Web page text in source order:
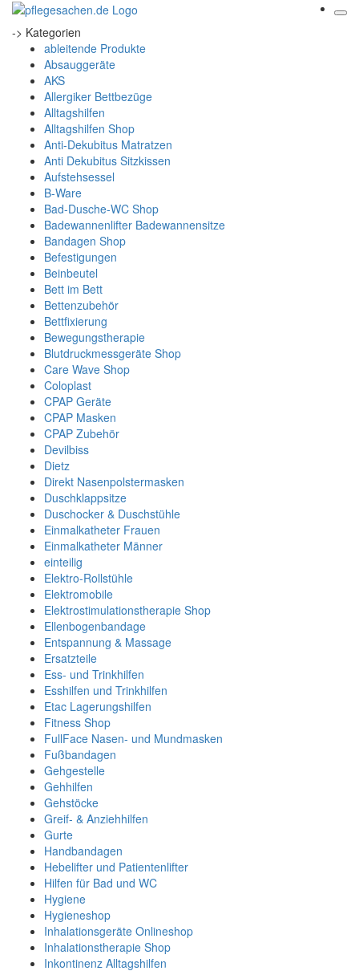
-> Kategorien
ableitende Produkte
Absauggeräte
AKS
Allergiker Bettbezüge
Alltagshilfen
Alltagshilfen Shop
Anti-Dekubitus Matratzen
Anti Dekubitus Sitzkissen
Aufstehsessel
B-Ware
Bad-Dusche-WC Shop
Badewannenlifter Badewannensitze
Bandagen Shop
Befestigungen
Beinbeutel
Bett im Bett
Bettenzubehör
Bettfixierung
Bewegungstherapie
Blutdruckmessgeräte Shop
Care Wave Shop
Coloplast
CPAP Geräte
CPAP Masken
CPAP Zubehör
Devilbiss
Dietz
Direkt Nasenpolstermasken
Duschklappsitze
Duschocker & Duschstühle
Einmalkatheter Frauen
Einmalkatheter Männer
einteilig
Elektro-Rollstühle
Elektromobile
Elektrostimulationstherapie Shop
Ellenbogenbandage
Entspannung & Massage
Ersatzteile
Ess- und Trinkhilfen
Esshilfen und Trinkhilfen
Etac Lagerungshilfen
Fitness Shop
FullFace Nasen- und Mundmasken
Fußbandagen
Gehgestelle
Gehhilfen
Gehstöcke
Greif- & Anziehhilfen
Gurte
Handbandagen
Hebelifter und Patientenlifter
Hilfen für Bad und WC
Hygiene
Hygieneshop
Inhalationsgeräte Onlineshop
Inhalationstherapie Shop
Inkontinenz Alltagshilfen